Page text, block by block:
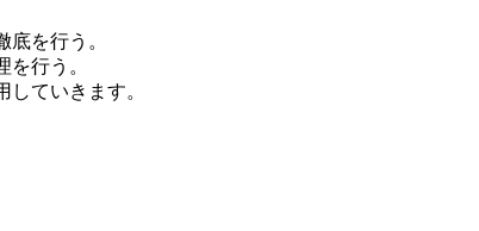
を行う。
行う。
ていきます。